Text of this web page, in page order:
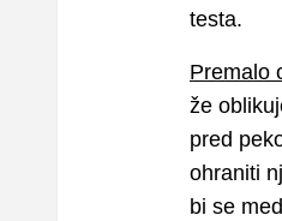
testa.
Premalo
že
pred
ohraniti
bi se